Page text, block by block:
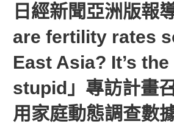
日經新聞亞洲版報
are fertility rates
East Asia? It’s
stupid」專訪計畫
用家庭動態調查數